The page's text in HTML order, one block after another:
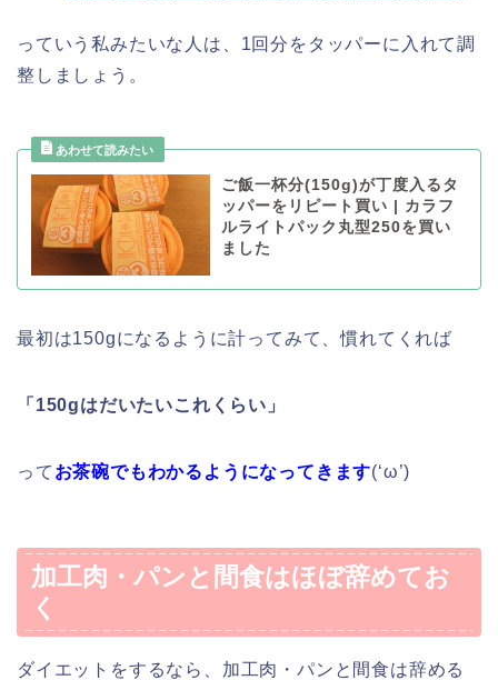
っていう私みたいな人は、1回分をタッパーに入れて調
整しましょう。
ご飯一杯分(150g)が丁度入るタ
ッパーをリピート買い | カラフ
ルライトパック丸型250を買い
ました
最初は150gになるように計ってみて、慣れてくれば
「150gはだいたいこれくらい」
って お茶碗でもわかるようになってきます(‘ω’)
加工肉・パンと間食はほぼ辞めてお
く
ダイエットをするなら、加工肉・パンと間食は辞める